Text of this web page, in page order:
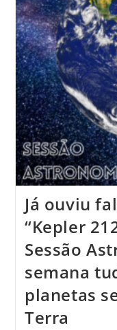
Já ouviu
“Kepler
Sessão
semana
planetas
Terra